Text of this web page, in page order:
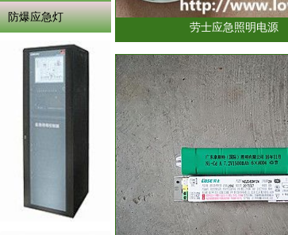
劳士应急照明电源
防爆应急灯